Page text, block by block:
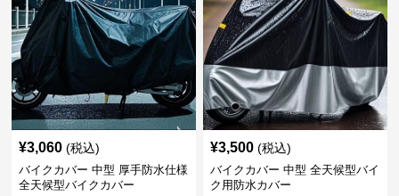
¥3,060 (税込)
バイクカバー 中型 厚手防水仕様
全天候型バイクカバー
¥3,500 (税込)
バイクカバー 中型 全天候型バイ
ク用防水カバー